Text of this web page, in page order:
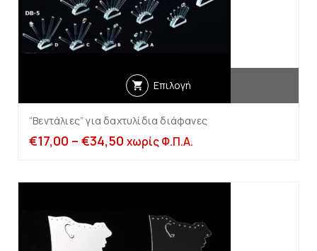
Επιλογή
“Βεντάλιες” για δαχτυλίδια διάφανες
€17,00 – €34,50 χωρίς Φ.Π.Α.